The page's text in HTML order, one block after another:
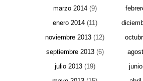
marzo 2014(9)
enero 2014(11)
noviembre 2013 (12)
septiembre 2013(6)
julio 2013(19)